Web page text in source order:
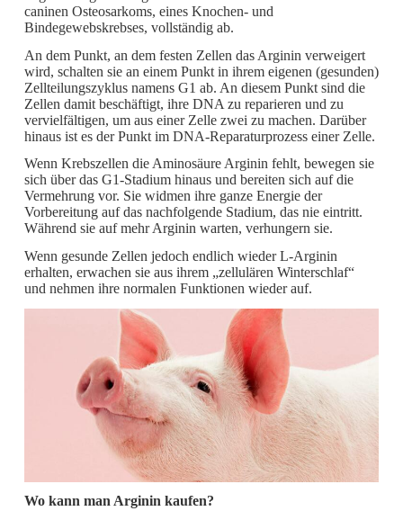
caninen Osteosarkoms, eines Knochen- und
Bindegewebskrebses, vollständig ab.
An dem Punkt, an dem festen Zellen das Arginin verweigert
wird, schalten sie an einem Punkt in ihrem eigenen (gesunden)
Zellteilungszyklus namens G1 ab. An diesem Punkt sind die
Zellen damit beschäftigt, ihre DNA zu reparieren und zu
vervielfältigen, um aus einer Zelle zwei zu machen. Darüber
hinaus ist es der Punkt im DNA-Reparaturprozess einer Zelle.
Wenn Krebszellen die Aminosäure Arginin fehlt, bewegen sie
sich über das G1-Stadium hinaus und bereiten sich auf die
Vermehrung vor. Sie widmen ihre ganze Energie der
Vorbereitung auf das nachfolgende Stadium, das nie eintritt.
Während sie auf mehr Arginin warten, verhungern sie.
Wenn gesunde Zellen jedoch endlich wieder L-Arginin
erhalten, erwachen sie aus ihrem „zellulären Winterschlaf“
und nehmen ihre normalen Funktionen wieder auf.
Wo kann man Arginin kaufen?